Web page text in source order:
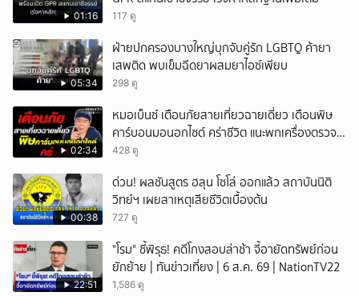
01:16 117 ดู
05:34
ฝ่ายปกครองบางใหญ่บุกจับคู่รัก LGBTQ ค้ายา
เสพติด พบเข็มฉีดยาผสมยาไอซ์เพียบ
298 ดู
02:34
หมอเบ็นซ์ เตือนภัยสายเที่ยวฉายเดี่ยว เตือนพิษ
คาร์บอนมอนอกไซด์ คร่าชีวิต แนะพกเครื่องตรวจ
วัดติดตัว
428 ดู
00:38
ด่วน! ผลชันสูตร ฮลุน โซโล่ ออกแล้ว สถาบันนิติ
วิทย์ฯ เผยสาเหตุเสียชีวิตเบื้องต้น
727 ดู
22:51
"โรม" ชี้พิรุธ! คดีโกงสอบล่าช้า จี้อายัดทรัพย์ก่อน
ยักย้าย | ทันข่าวเที่ยง | 6 ส.ค. 69 | NationTV22
1,586 ดู